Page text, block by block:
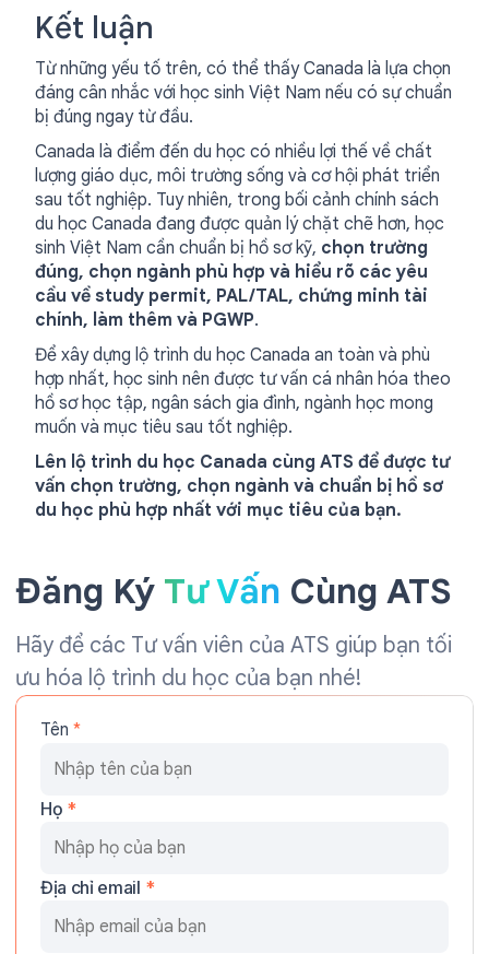
Kết luận
Từ những yếu tố trên, có thể thấy Canada là lựa chọn
đáng cân nhắc với học sinh Việt Nam nếu có sự chuẩn
bị đúng ngay từ đầu.
Canada là điểm đến du học có nhiều lợi thế về chất
lượng giáo dục, môi trường sống và cơ hội phát triển
sau tốt nghiệp. Tuy nhiên, trong bối cảnh chính sách
du học Canada đang được quản lý chặt chẽ hơn, học
sinh Việt Nam cần chuẩn bị hồ sơ kỹ, chọn trường
đúng, chọn ngành phù hợp và hiểu rõ các yêu
cầu về study permit, PAL/TAL, chứng minh tài
chính, làm thêm và PGWP.
Để xây dựng lộ trình du học Canada an toàn và phù
hợp nhất, học sinh nên được tư vấn cá nhân hóa theo
hồ sơ học tập, ngân sách gia đình, ngành học mong
muốn và mục tiêu sau tốt nghiệp.
Lên lộ trình du học Canada cùng ATS để được tư
vấn chọn trường, chọn ngành và chuẩn bị hồ sơ
du học phù hợp nhất với mục tiêu của bạn.
Đăng Ký Tư Vấn Cùng ATS
Hãy để các Tư vấn viên của ATS giúp bạn tối
ưu hóa lộ trình du học của bạn nhé!
Tên *
Họ *
Địa chỉ email *